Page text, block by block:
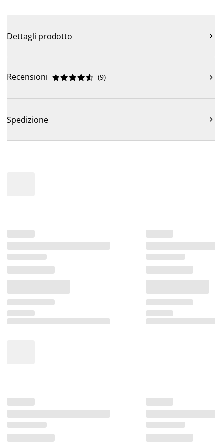
Dettagli prodotto 
Recensioni 




 (9) 
Spedizione 